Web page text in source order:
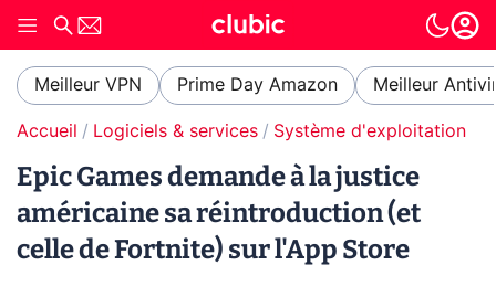
Meilleur VPN Prime Day Amazon Meilleur
Accueil Logiciels & services Système d'exploitation
Epic Games demande à la justice
américaine sa réintroduction (et
celle de Fortnite) sur l'App Store